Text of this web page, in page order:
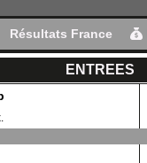
Résultats France
ENTREES